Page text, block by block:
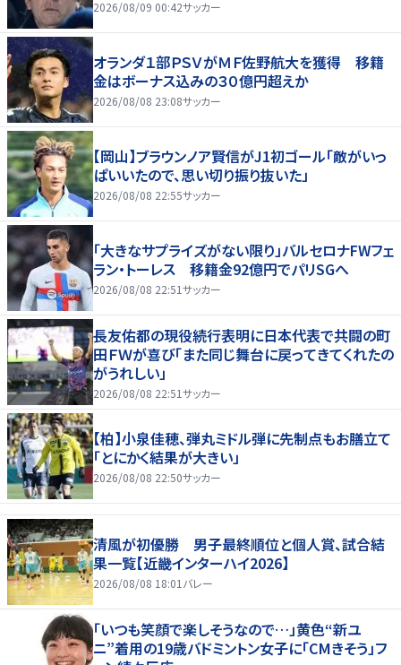
2026/08/09 00:42サッカー
オランダ１部ＰＳＶがＭＦ佐野航大を獲得 移籍
金はボーナス込みの３０億円超えか
2026/08/08 23:08サッカー
【岡山】ブラウンノア賢信がJ1初ゴール「敵がいっ
ぱいいたので、思い切り振り抜いた」
2026/08/08 22:55サッカー
「大きなサプライズがない限り」バルセロナFWフェ
ラン・トーレス 移籍金92億円でパリSGへ
2026/08/08 22:51サッカー
長友佑都の現役続行表明に日本代表で共闘の町
田ＦＷが喜び「また同じ舞台に戻ってきてくれたの
がうれしい」
2026/08/08 22:51サッカー
【柏】小泉佳穂、弾丸ミドル弾に先制点もお膳立て
「とにかく結果が大きい」
2026/08/08 22:50サッカー
清風が初優勝 男子最終順位と個人賞、試合結
果一覧【近畿インターハイ2026】
2026/08/08 18:01 バレー
「いつも笑顔で楽しそうなので…」黄色“新ユ
ニ”着用の19歳バドミントン女子に「CMきそう」フ